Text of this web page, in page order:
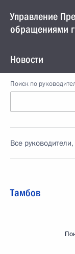
Управление
обращениями
Новости
Поиск по
Все
Тамбов